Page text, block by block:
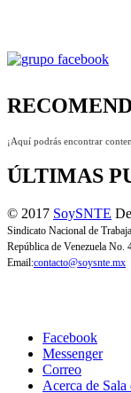
¡Aquí podrás encontrar
ÚLTIMAS
© 2017 SoySNTE
Sindicato Nacional de
República de Venezuela
Email:contacto@soysnte.mx
Facebook
Messenger
Correo
Acerca de Sala